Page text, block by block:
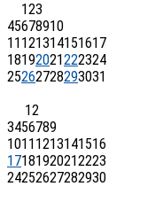
123
45678910
11 121314151617
18192021222324
25262728293031
12
3456789
1011 1213141516
17181920212223
24252627282930